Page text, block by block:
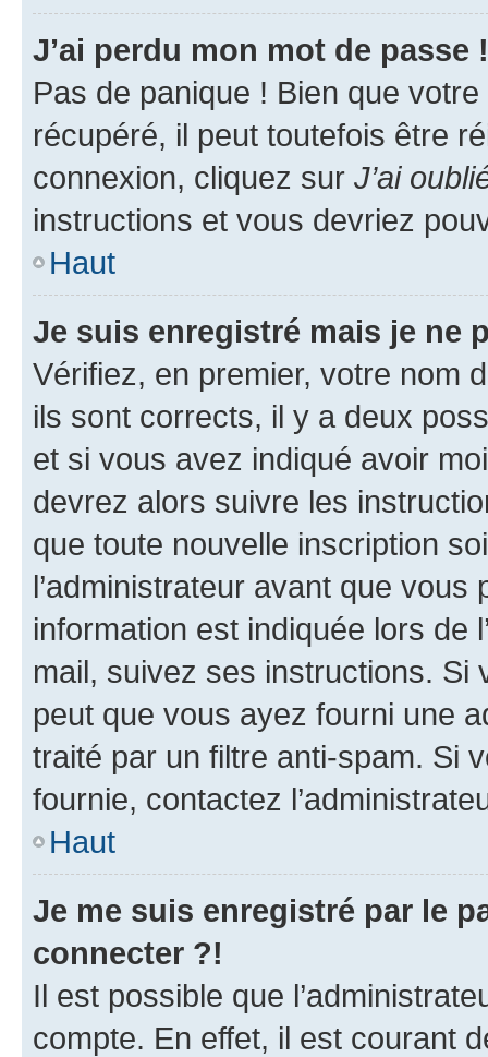
J’ai perdu mon mot de passe !
Pas de panique ! Bien que
récupéré, il peut toutefois être
connexion, cliquez sur J’ai
instructions et vous devriez
Haut
Je suis enregistré mais je ne
Vérifiez, en premier, votre nom
ils sont corrects, il y a deux
et si vous avez indiqué avoir
devrez alors suivre les
que toute nouvelle inscription
l’administrateur avant que
information est indiquée lors de
mail, suivez ses instructions. Si
peut que vous ayez fourni une
traité par un filtre anti-spam. Si
fournie, contactez
Haut
Je me suis enregistré par le
connecter ?!
Il est possible que
compte. En effet, il est courant